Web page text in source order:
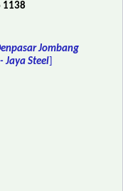
1138
Jombang
Jaya Steel